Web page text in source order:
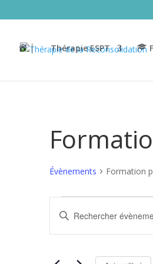
│ Thérapie ESPT
Évènements Formation
Évènements
for
2
Recherche
et
navigation
Saisir
mot-
clé.